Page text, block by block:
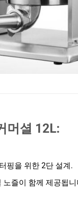
머셜 12L:
핑을 위한 2단 설계.
즐이 함께 제공됩니